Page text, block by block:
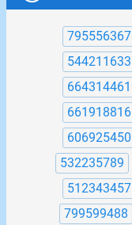
795556367
544211633
664314461
661918816
606925450
532235789
512343457
799599488